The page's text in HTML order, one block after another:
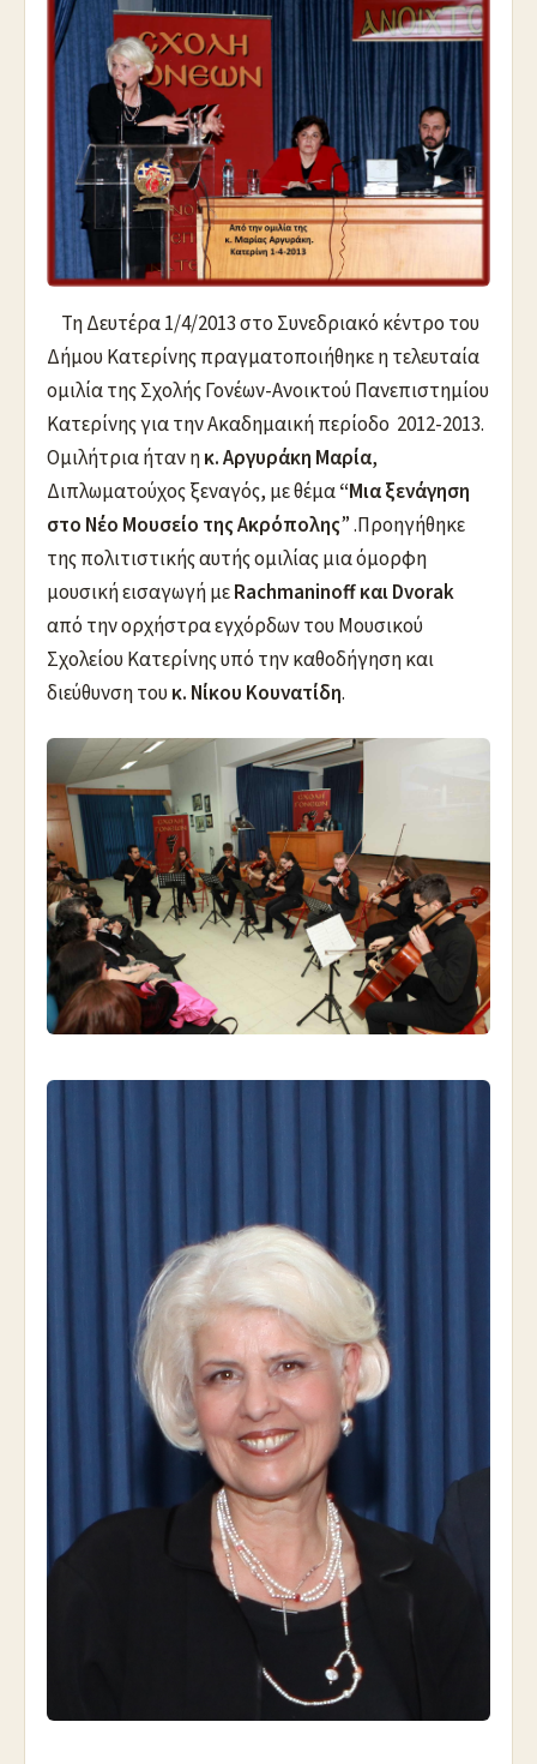
Τη Δευτέρα 1/4/2013 στο Συνεδριακό κέντρο του
Δήμου Κατερίνης πραγματοποιήθηκε η τελευταία
ομιλία της Σχολής Γονέων-Ανοικτού Πανεπιστημίου
Κατερίνης για την Ακαδημαική περίοδο 2012-2013.
Ομιλήτρια ήταν ηκ. Αργυράκη Μαρία,
Διπλωματούχος ξεναγός, με θέμα“Μια ξενάγηση
στο Νέο Μουσείο της Ακρόπολης” .Προηγήθηκε
της πολιτιστικής αυτής ομιλίας μια όμορφη
μουσική εισαγωγή μεRachmaninoff και Dvorak
από την ορχήστρα εγχόρδων του Μουσικού
Σχολείου Κατερίνης υπό την καθοδήγηση και
διεύθυνση του κ. Νίκου Κουνατίδη.